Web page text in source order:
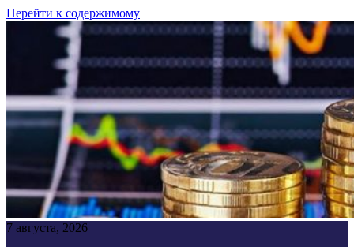
Перейти к содержимому
7 августа, 2026